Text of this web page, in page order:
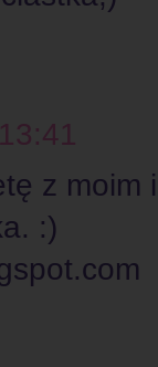
z moim
:)